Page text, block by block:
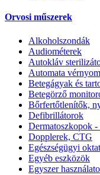
Orvosi műszerek
Alkoholszondák
Audiométerek
Autokláv
Automata
Betegágyak és
Betegörző
Bőrfertőtlenítők,
Defibrillátorok
Dermatoszkopok -
Dopplerek, CTG
Egészségügyi
Egyéb eszközök
Egyszer